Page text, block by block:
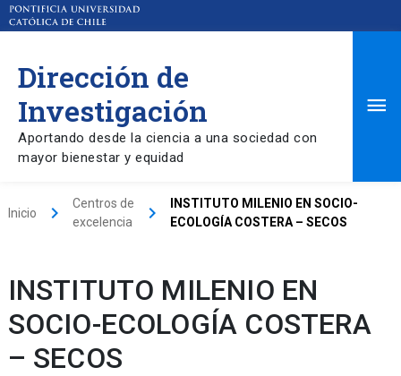
Dirección de
Investigación
Aportando desde la ciencia a una sociedad con
mayor bienestar y equidad
Inicio keyboard_arrow_right
Centros de
excelencia
keyboard_arrow_right
INSTITUTO MILENIO EN SOCIO-
ECOLOGÍA COSTERA – SECOS
INSTITUTO MILENIO EN
SOCIO-ECOLOGÍA COSTERA
– SECOS